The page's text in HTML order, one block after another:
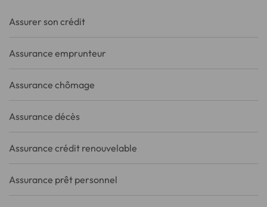
Assurer son crédit
Assurance emprunteur
Assurance chômage
Assurance décès
Assurance crédit renouvelable
Assurance prêt personnel